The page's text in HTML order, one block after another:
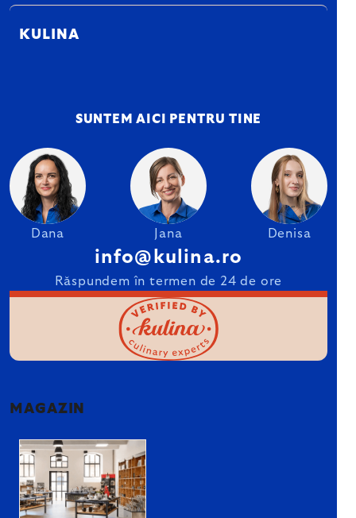
KULINA
SUNTEM AICI PENTRU TINE
Dana Jana Denisa
info@kulina.ro
Răspundem în termen de 24 de ore
MAGAZIN